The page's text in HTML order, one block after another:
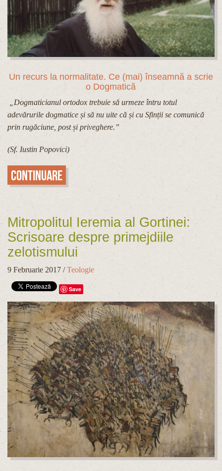
Un recurs la normalitate. Ce (mai) înseamnă a scrie
o Dogmatică
„Dogmaticianul ortodox trebuie să urmeze întru totul
adevărurile dogmatice și să nu uite că și cu Sfinții se comunică
prin rugăciune, post și priveghere.”
(Sf. Iustin Popovici)
Continuare
Mitropolitul Ieremia al Gortinei:
Scrisoare despre primejdiile
zelotismului
9 Februarie 2017 /Teologie
Save